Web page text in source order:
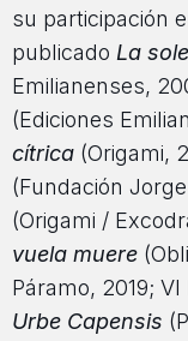
su participación
publicado La
Emilianenses,
(Ediciones
cítrica (Origami,
(Fundación
(Origami /
vuela muere
Páramo, 2019;
Urbe Capensis